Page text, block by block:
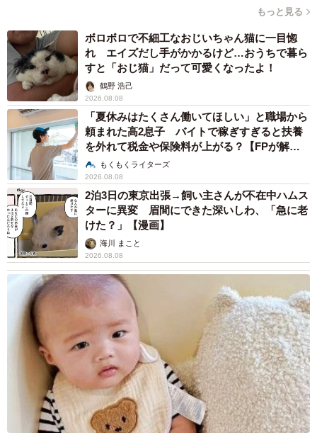
共食いだー！（笑）
製品ができる工程をわかりやすく伝える展示、かつての
「ロウ製」と今の「樹脂製」とで食品の再現度にどれほど
の違いが生まれたのかという比較、さらにはラーメンやカ
レーを頭にかぶって（！）写真を撮れるコーナーも。週末
には、自分だけの食品サンプル（のメモスタンド）作りを
体験できるワークショップもある。
もっと見る
ボロボロで不細工なおじいちゃん猫に一目惚
れ エイズだし手がかかるけど…おうちで暮ら
すと「おじ猫」だって可愛くなったよ！
鶴野 浩己
2026.08.08
「夏休みはたくさん働いてほしい」と職場から
頼まれた高2息子 バイトで稼ぎすぎると扶養
を外れて税金や保険料が上がる？【FPが解
説】もくもくライターズ
2026.08.08
2泊3日の東京出張→飼い主さんが不在中ハムス
ターに異変 眉間にできた深いしわ、「急に老
けた？」【漫画】
海川 まこと
2026.08.08